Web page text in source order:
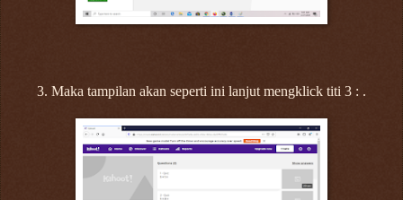
3. Maka tampilan akan seperti ini lanjut mengklick titi 3 : .